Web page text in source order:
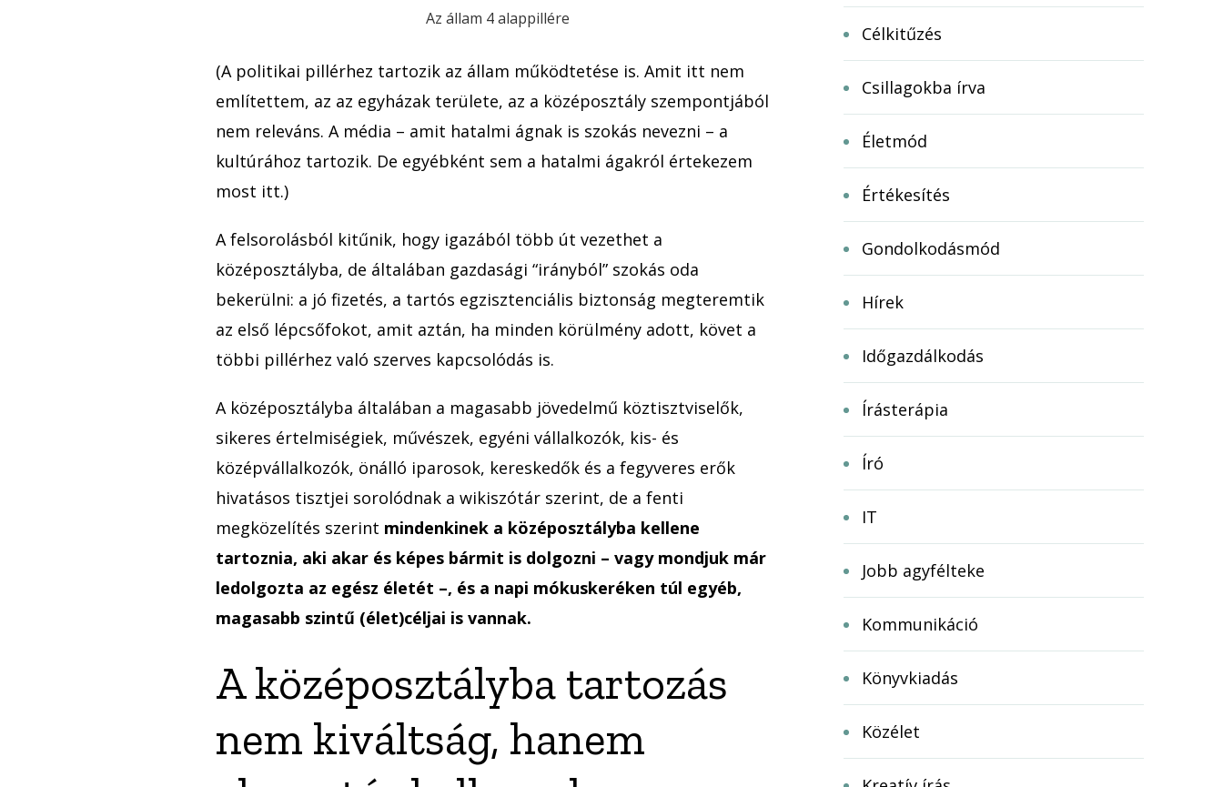
Az állam 4 alappillére
(A politikai pillérhez tartozik az állam működtetése is. Amit itt nem
említettem, az az egyházak területe, az a középosztály szempontjából
nem releváns. A média – amit hatalmi ágnak is szokás nevezni – a
kultúrához tartozik. De egyébként sem a hatalmi ágakról értekezem
most itt.)
A felsorolásból kitűnik, hogy igazából több út vezethet a
középosztályba, de általában gazdasági “irányból” szokás oda
bekerülni: a jó fizetés, a tartós egzisztenciális biztonság megteremtik
az első lépcsőfokot, amit aztán, ha minden körülmény adott, követ a
többi pillérhez való szerves kapcsolódás is.
A középosztályba általában a magasabb jövedelmű köztisztviselők,
sikeres értelmiségiek, művészek, egyéni vállalkozók, kis- és
középvállalkozók, önálló iparosok, kereskedők és a fegyveres erők
hivatásos tisztjei sorolódnak a wikiszótár szerint, de a fenti
megközelítés szerint mindenkinek a középosztályba kellene
tartoznia, aki akar és képes bármit is dolgozni – vagy mondjuk már
ledolgozta az egész életét –, és a napi mókuskeréken túl egyéb,
magasabb szintű (élet)céljai is vannak.
A középosztályba tartozás
nem kiváltság, hanem
Célkitűzés
Csillagokba írva
Életmód
Értékesítés
Gondolkodásmód
Hírek
Időgazdálkodás
Írásterápia
Író
IT
Jobb agyfélteke
Kommunikáció
Könyvkiadás
Közélet